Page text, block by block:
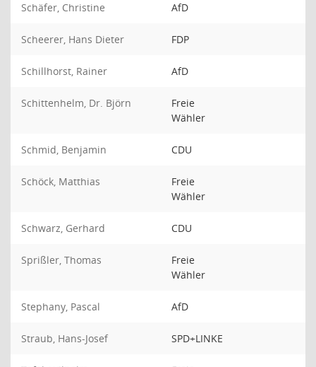
Schäfer, Christine AfD
Scheerer, Hans Dieter FDP
Schillhorst, Rainer AfD
Schittenhelm, Dr. Björn
Freie
Wähler
Schmid, Benjamin CDU
Schöck, Matthias
Freie
Wähler
Schwarz, Gerhard CDU
Sprißler, Thomas
Freie
Wähler
Stephany, Pascal AfD
Straub, Hans-Josef SPD+LINKE